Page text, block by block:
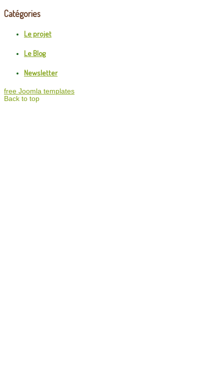
Catégories
Le projet
Le Blog
Newsletter
free Joomla templates
Back to top